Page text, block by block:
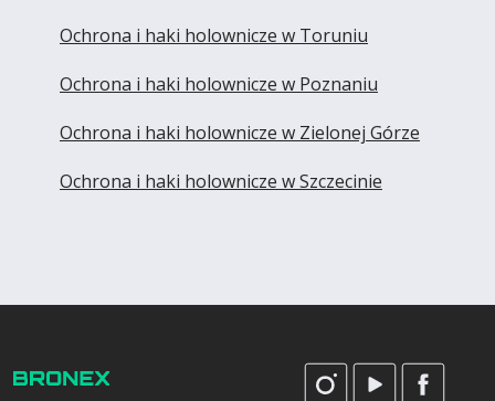
Ochrona i haki holownicze w Toruniu
Ochrona i haki holownicze w Poznaniu
Ochrona i haki holownicze w Zielonej Górze
Ochrona i haki holownicze w Szczecinie